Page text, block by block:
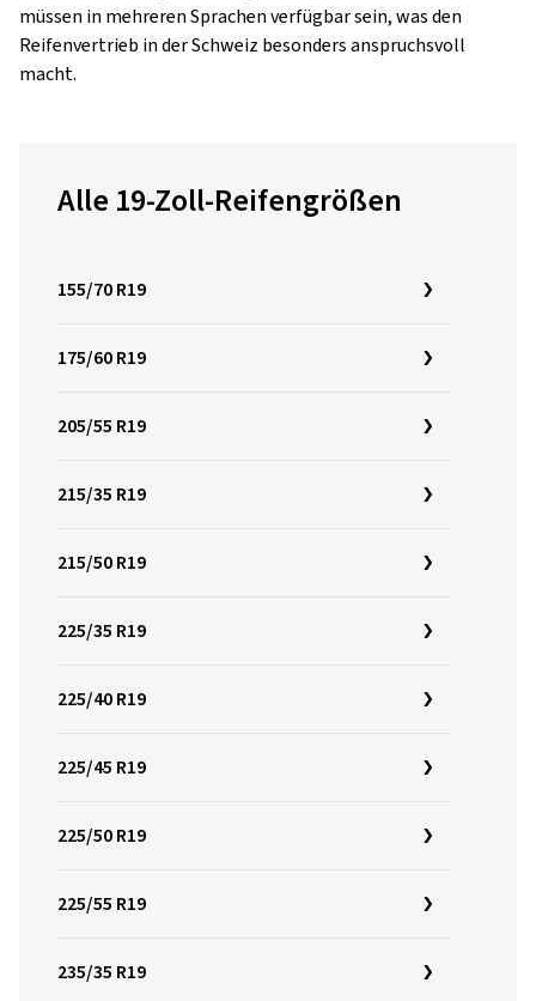
müssen in mehreren Sprachen verfügbar sein, was den
Reifenvertrieb in der Schweiz besonders anspruchsvoll
macht.
Alle 19-Zoll-Reifengrößen
155/70 R19
175/60 R19
205/55 R19
215/35 R19
215/50 R19
225/35 R19
225/40 R19
225/45 R19
225/50 R19
225/55 R19
235/35 R19